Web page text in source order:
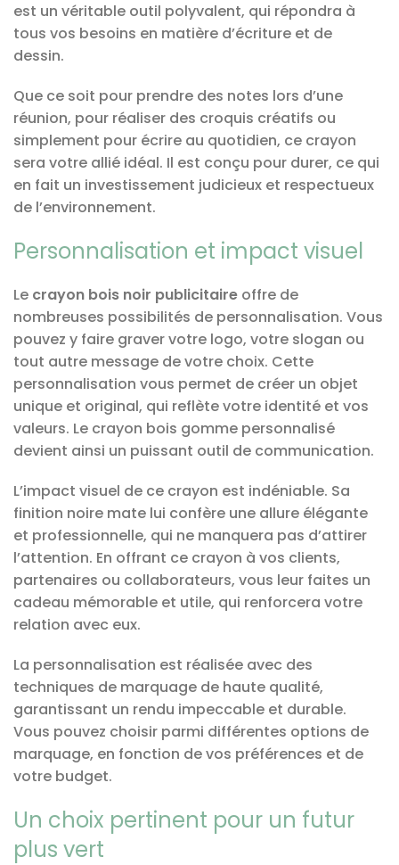
est un véritable outil polyvalent, qui répondra à
tous vos besoins en matière d’écriture et de
dessin.
Que ce soit pour prendre des notes lors d’une
réunion, pour réaliser des croquis créatifs ou
simplement pour écrire au quotidien, ce crayon
sera votre allié idéal. Il est conçu pour durer, ce qui
en fait un investissement judicieux et respectueux
de l’environnement.
Personnalisation et impact visuel
Le crayon bois noir publicitaire offre de
nombreuses possibilités de personnalisation. Vous
pouvez y faire graver votre logo, votre slogan ou
tout autre message de votre choix. Cette
personnalisation vous permet de créer un objet
unique et original, qui reflète votre identité et vos
valeurs. Le crayon bois gomme personnalisé
devient ainsi un puissant outil de communication.
L’impact visuel de ce crayon est indéniable. Sa
finition noire mate lui confère une allure élégante
et professionnelle, qui ne manquera pas d’attirer
l’attention. En offrant ce crayon à vos clients,
partenaires ou collaborateurs, vous leur faites un
cadeau mémorable et utile, qui renforcera votre
relation avec eux.
La personnalisation est réalisée avec des
techniques de marquage de haute qualité,
garantissant un rendu impeccable et durable.
Vous pouvez choisir parmi différentes options de
marquage, en fonction de vos préférences et de
votre budget.
Un choix pertinent pour un futur
plus vert